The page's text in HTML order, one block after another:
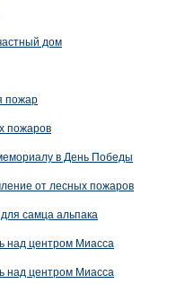
дом
пожар
пожаров
в День Победы
от лесных пожаров
самца альпака
над центром Миасса
над центром Миасса